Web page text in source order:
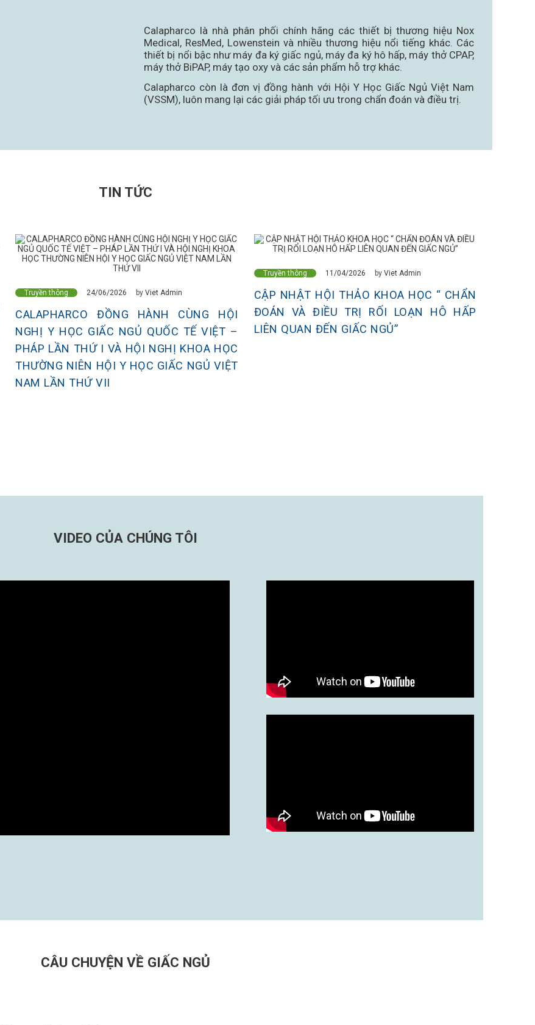
Calapharco là nhà phân phối chính hãng các thiết bị thương hiệu Nox
Medical, ResMed, Lowenstein và nhiều thương hiệu nổi tiếng khác. Các
thiết bị nổi bậc như máy đa ký giấc ngủ, máy đa ký hô hấp, máy thở CPAP,
máy thở BiPAP, máy tạo oxy và các sản phẩm hỗ trợ khác.
Calapharco còn là đơn vị đồng hành với Hội Y Học Giấc Ngủ Việt Nam
(VSSM), luôn mang lại các giải pháp tối ưu trong chẩn đoán và điều trị.
TIN TỨC
Truyền thông 24/06/2026 byViet Admin
CALAPHARCO ĐỒNG HÀNH CÙNG HỘI
NGHỊ Y HỌC GIẤC NGỦ QUỐC TẾ VIỆT –
PHÁP LẦN THỨ I VÀ HỘI NGHỊ KHOA HỌC
THƯỜNG NIÊN HỘI Y HỌC GIẤC NGỦ VIỆT
NAM LẦN THỨ VII
Truyền thông 11/04/2026 by Viet Admin
CẬP NHẬT HỘI THẢO KHOA HỌC “ CHẨN
ĐOÁN VÀ ĐIỀU TRỊ RỐI LOẠN HÔ HẤP
LIÊN QUAN ĐẾN GIẤC NGỦ”
VIDEO CỦA CHÚNG TÔI
CÂU CHUYỆN VỀ GIẤC NGỦ